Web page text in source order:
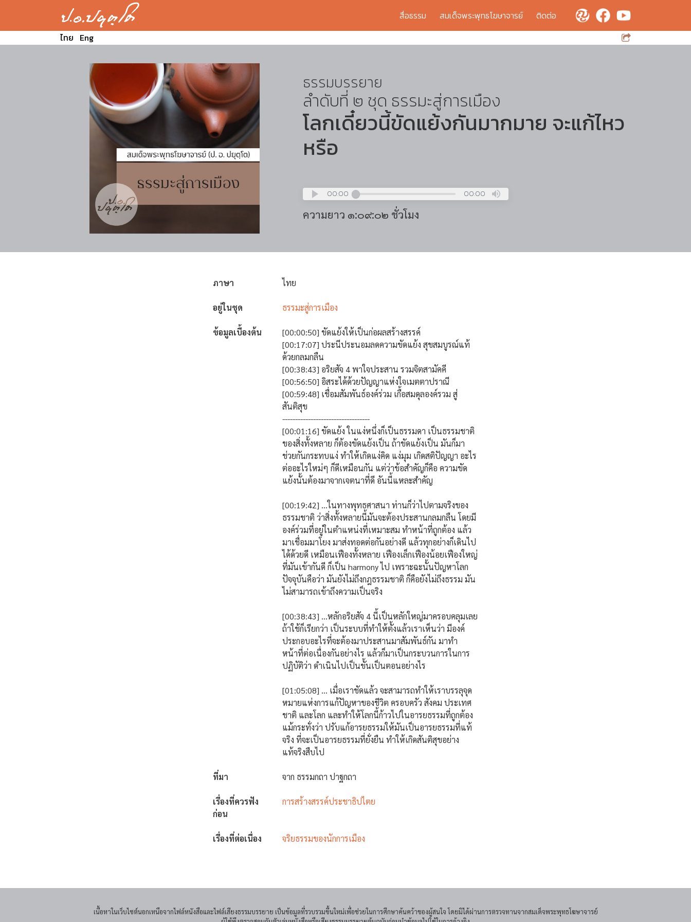
สื่อธรรม สมเด็จพระพุทธโฆษาจารย์
ติดต่อ
ไทย Eng
ธรรมบรรยาย
ลำดับที่ ๒ ชุด ธรรมะสู่การเมือง
โลกเดี๋ยวนี้ขัดแย้งกันมากมาย จะแก้ไหว
หรือ
00:00 00:00
Space
ความยาว ๑:๐๙:๐๒ ชั่วโมง
ภาษา ไทย
อยู่ในชุด ธรรมะสู่การเมือง
ข้อมูลเบื้องต้น
[00:00:50] ขัดแย้งให้เป็นก่อผลสร้างสรรค์
[00:17:07] ประนีประนอมลดความขัดแย้ง สุขสมบูรณ์แท้
ด้วยกลมกลืน
[00:38:43] อริยสัจ 4 พาใจประสาน รวมจิตสามัคคี
[00:56:50] อิสระได้ด้วยปัญญาแห่งใจเมตตาปราณี
[00:59:48] เชื่อมสัมพันธ์องค์ร่วม เกื้อสมดุลองค์รวม สู่
สันติสุข
----------------------------------
[00:01:16] ขัดแย้ง ในแง่หนึ่งก็เป็นธรรมดา เป็นธรรมชาติ
ของสิ่งทั้งหลาย ก็ต้องขัดแย้งเป็น ถ้าขัดแย้งเป็น มันก็มา
ช่วยกันกระทบแง่ ทำให้เกิดแง่คิด แง่มุม เกิดสติปัญญา อะไร
ต่ออะไรใหม่ๆ ก็ดีเหมือนกัน แต่ว่าข้อสำคัญก็คือ ความขัด
แย้งนั้นต้องมาจากเจตนาที่ดี อันนี้แหละสำคัญ
[00:19:42] ...ในทางพุทธศาสนา ท่านก็ว่าไปตามจริงของ
ธรรมชาติ ว่าสิ่งทั้งหลายนี้มันจะต้องประสานกลมกลืน โดยมี
องค์ร่วมที่อยู่ในตำแหน่งที่เหมาะสม ทำหน้าที่ถูกต้อง แล้ว
มาเชื่อมมาโยง มาส่งทอดต่อกันอย่างดี แล้วทุกอย่างก็เดินไป
ได้ด้วยดี เหมือนเฟืองทั้งหลาย เฟืองเล็กเฟืองน้อยเฟืองใหญ่
ที่มันเข้ากันดี ก็เป็น harmony ไป เพราะฉะนั้นปัญหาโลก
ปัจจุบันคือว่า มันยังไม่ถึงกฎธรรมชาติ ก็คือยังไม่ถึงธรรม มัน
ไม่สามารถเข้าถึงความเป็นจริง
[00:38:43] ...หลักอริยสัจ 4 นี้เป็นหลักใหญ่มาครอบคลุมเลย
ถ้าใช้ก็เรียกว่า เป็นระบบที่ทำให้ตั้งแล้วเราเห็นว่า มีองค์
ประกอบอะไรที่จะต้องมาประสานมาสัมพันธ์กัน มาทำ
หน้าที่ต่อเนื่องกันอย่างไร แล้วก็มาเป็นกระบวนการในการ
ปฏิบัติว่า ดำเนินไปเป็นขั้นเป็นตอนอย่างไร
[01:05:08] … เมื่อเราชัดแล้ว จะสามารถทำให้เราบรรลุจุด
หมายแห่งการแก้ปัญหาของชีวิต ครอบครัว สังคม ประเทศ
ชาติ และโลก และทำให้โลกนี้ก้าวไปในอารยธรรมที่ถูกต้อง
แม้กระทั่งว่า ปรับแก้อารยธรรมให้มันเป็นอารยธรรมที่แท้
จริง ที่จะเป็นอารยธรรมที่ยั่งยืน ทำให้เกิดสันติสุขอย่าง
แท้จริงสืบไป
ที่มา จาก ธรรมกถา ปาฐกถา
เรื่องที่ควรฟัง
ก่อน
การสร้างสรรค์ประชาธิปไตย
เรื่องที่ต่อเนื่อง จริยธรรมของนักการเมือง
เนื้อหาในเว็บไซต์นอกเหนือจากไฟล์หนังสือและไฟล์เสียงธรรมบรรยาย เป็นข้อมูลที่รวบรวมขึ้นใหม่เพื่อช่วยในการศึกษาค้นคว้าของผู้สนใจ โดยมิได้ผ่านการตรวจทานจากสมเด็จพระพุทธโฆษาจารย์